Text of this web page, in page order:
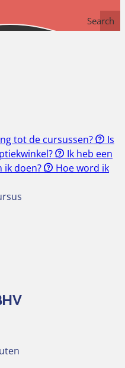
Search
tot de cursussen?
Is
Ik heb een
ik doen?
Hoe word ik